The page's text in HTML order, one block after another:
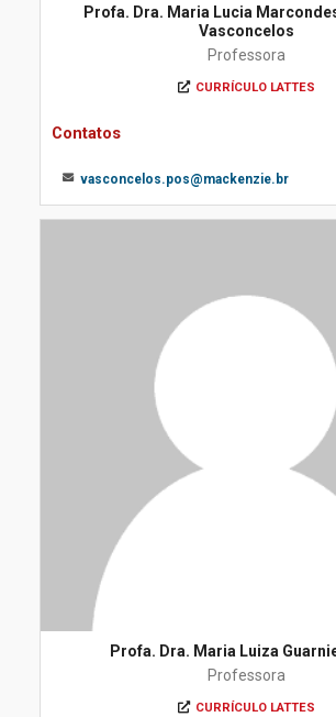
Profa. Dra. Maria Lucia
Vasconcelos
Professora
CURRÍCULO LATTES
Contatos
vasconcelos.pos@mackenzie.br
Profa. Dra. Maria Luiza
Professora
CURRÍCULO LATTES